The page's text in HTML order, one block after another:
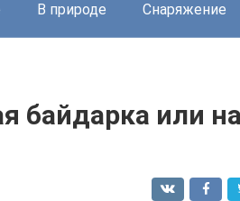
В природе Снаряжение
байдарка или